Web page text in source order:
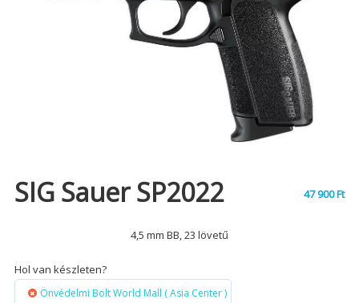
SIG Sauer SP2022 47 900Ft
4,5 mm BB, 23 lövetű
Hol van készleten?
Önvédelmi Bolt World Mall ( Asia Center )